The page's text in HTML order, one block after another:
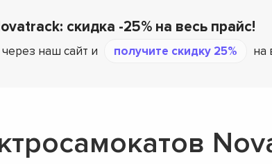
скидка -25% на весь прайс!
наш сайт и получите скидку 25%
на